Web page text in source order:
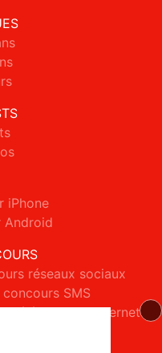
iPhone
Android
réseaux sociaux
SMS
téléphone et internet